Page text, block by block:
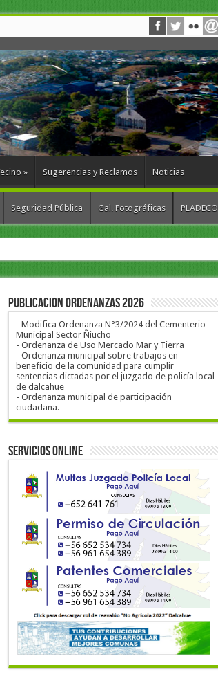
» Sugerencias y Reclamos Noticias
Seguridad Pública Gal. Fotográficas PLADECO
PUBLICACION ORDENANZAS 2026
- Modifica Ordenanza N°3/2024 del Cementerio
Municipal Sector Ñiucho
- Ordenanza de Uso Mercado Mar y Tierra
- Ordenanza municipal sobre trabajos en
beneficio de la comunidad para cumplir
sentencias dictadas por el juzgado de policía local
de dalcahue
- Ordenanza municipal de participación
ciudadana.
Servicios Online